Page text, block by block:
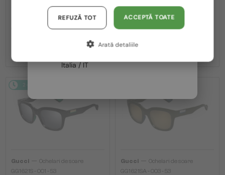
Ochelari de soare
GG1620S - 001 - 52
Gucci—Ochelari de soare
GG1620S - 002 - 52
911 RON
2-4 ZILE
Gucci
Ochelari de soare
GG1621S - 001 - 53
Gucci
Ochelari de soare
GG1621SA - 003 - 53
Austria / AT
Germania / DE
Franța / FR
Italia / IT
ACCEPTĂ TOATE
REFUZĂ TOT
Arată detaliile